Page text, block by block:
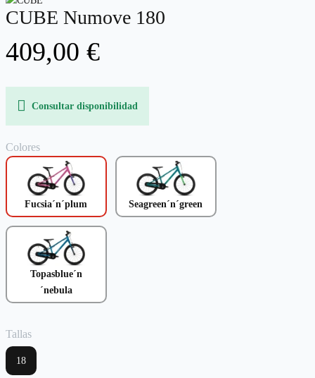
CUBE Numove 180
409,00 €
Consultar disponibilidad
Colores
Fucsia´n´plum Seagreen´n´green
Topasblue´n
´nebula
Tallas
18